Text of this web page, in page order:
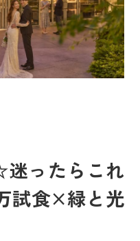
ったらこれ
試食×緑と光